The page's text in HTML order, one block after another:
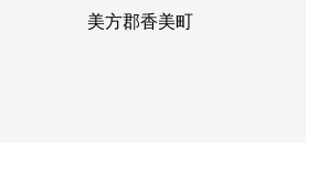
美方郡香美町